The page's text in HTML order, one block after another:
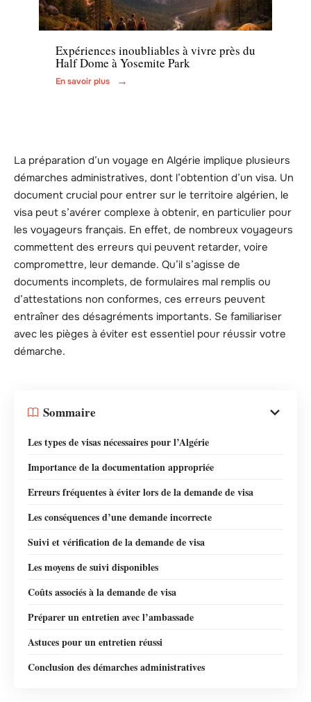
Voyage
Expériences inoubliables à vivre près du
Half Dome à Yosemite Park
En savoir plus
La préparation d’un voyage en Algérie implique plusieurs
démarches administratives, dont l’obtention d’un visa. Un
document crucial pour entrer sur le territoire algérien, le
visa peut s’avérer complexe à obtenir, en particulier pour
les voyageurs français. En effet, de nombreux voyageurs
commettent des erreurs qui peuvent retarder, voire
compromettre, leur demande. Qu’il s’agisse de
documents incomplets, de formulaires mal remplis ou
d’attestations non conformes, ces erreurs peuvent
entraîner des désagréments importants. Se familiariser
avec les pièges à éviter est essentiel pour réussir votre
démarche.
Sommaire
Les types de visas nécessaires pour l’Algérie
Importance de la documentation appropriée
Erreurs fréquentes à éviter lors de la demande de visa
Les conséquences d’une demande incorrecte
Suivi et vérification de la demande de visa
Les moyens de suivi disponibles
Coûts associés à la demande de visa
Préparer un entretien avec l’ambassade
Astuces pour un entretien réussi
Conclusion des démarches administratives